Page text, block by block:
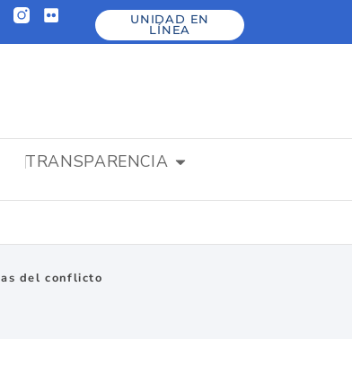
UNIDAD EN
LÍNEA
TRANSPARENCIA
búsqueda
del conflicto